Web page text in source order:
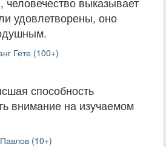
удовлетворены, оно
Гете (100+)
способность
внимание на изучаемом
(10+)